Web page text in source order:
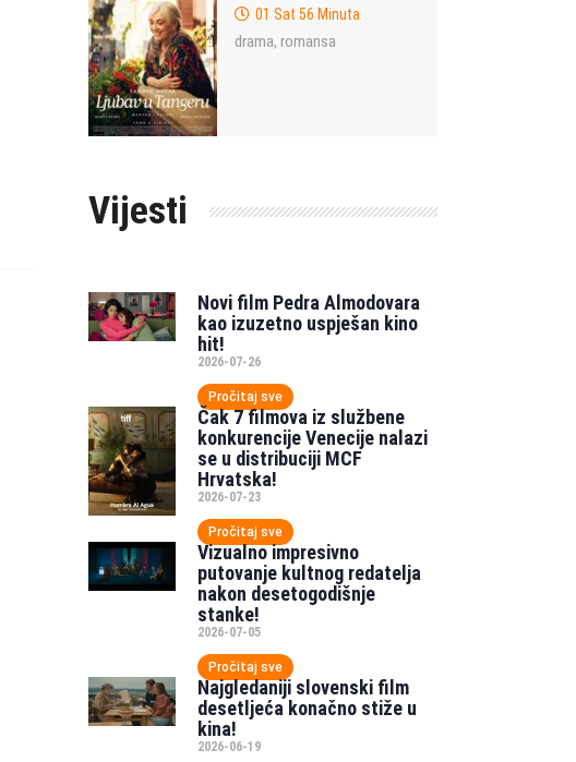
01 Sat 56 Minuta
drama, romansa
Vijesti
Novi film Pedra Almodovara
kao izuzetno uspješan kino
hit!
2026-07-26
Pročitaj sve
Čak 7 filmova iz službene
konkurencije Venecije nalazi
se u distribuciji MCF
Hrvatska!
2026-07-23
Pročitaj sve
Vizualno impresivno
putovanje kultnog redatelja
nakon desetogodišnje
stanke!
2026-07-05
Pročitaj sve
Najgledaniji slovenski film
desetljeća konačno stiže u
kina!
2026-06-19